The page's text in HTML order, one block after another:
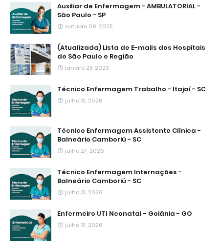
Auxiliar de Enfermagem - AMBULATORIAL -
São Paulo - SP
outubro 09, 2025
(Atualizada) Lista de E-mails dos Hospitais
de São Paulo e Região
janeiro 25, 2023
Técnico Enfermagem Trabalho - Itajaí - SC
julho 31, 2026
Técnico Enfermagem Assistente Clínica -
Balneário Camboriú - SC
julho 27, 2026
Técnico Enfermagem Internações -
Balneário Camboriú - SC
julho 31, 2026
Enfermeiro UTI Neonatal - Goiânia - GO
julho 31, 2026